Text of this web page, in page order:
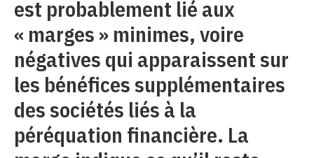
est probablement lié aux
« marges » minimes, voire
négatives qui apparaissent sur
les bénéfices supplémentaires
des sociétés liés à la
péréquation financière. La